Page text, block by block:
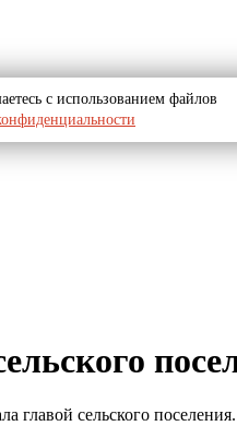
главой сельского поселения.
с использованием файлов